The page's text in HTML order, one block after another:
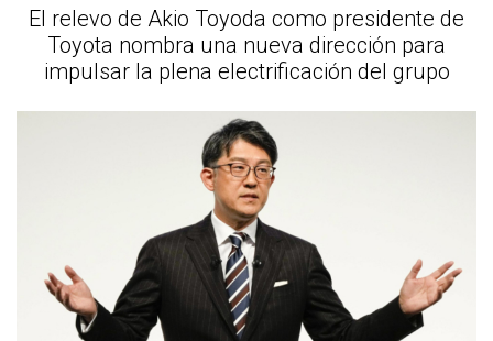
El relevo de Akio Toyoda como presidente de
Toyota nombra una nueva dirección para
impulsar la plena electrificación del grupo